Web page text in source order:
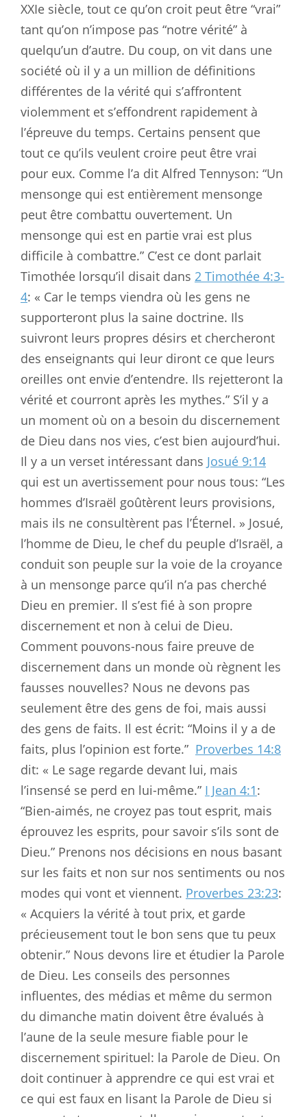
XXIe siècle, tout ce qu’on croit peut être “vrai”
tant qu’on n’impose pas “notre vérité” à
quelqu’un d’autre. Du coup, on vit dans une
société où il y a un million de définitions
différentes de la vérité qui s’affrontent
violemment et s’effondrent rapidement à
l’épreuve du temps. Certains pensent que
tout ce qu’ils veulent croire peut être vrai
pour eux. Comme l’a dit Alfred Tennyson: “Un
mensonge qui est entièrement mensonge
peut être combattu ouvertement. Un
mensonge qui est en partie vrai est plus
difficile à combattre.” C’est ce dont parlait
Timothée lorsqu’il disait dans 2 Timothée 4:3-
4: « Car le temps viendra où les gens ne
supporteront plus la saine doctrine. Ils
suivront leurs propres désirs et chercheront
des enseignants qui leur diront ce que leurs
oreilles ont envie d’entendre. Ils rejetteront la
vérité et courront après les mythes.” S’il y a
un moment où on a besoin du discernement
de Dieu dans nos vies, c’est bien aujourd’hui.
Il y a un verset intéressant dans Josué 9:14
qui est un avertissement pour nous tous: “Les
hommes d’Israël goûtèrent leurs provisions,
mais ils ne consultèrent pas l’Éternel. » Josué,
l’homme de Dieu, le chef du peuple d’Israël, a
conduit son peuple sur la voie de la croyance
à un mensonge parce qu’il n’a pas cherché
Dieu en premier. Il s’est fié à son propre
discernement et non à celui de Dieu.
Comment pouvons-nous faire preuve de
discernement dans un monde où règnent les
fausses nouvelles? Nous ne devons pas
seulement être des gens de foi, mais aussi
des gens de faits. Il est écrit: “Moins il y a de
faits, plus l’opinion est forte.” Proverbes 14:8
dit: « Le sage regarde devant lui, mais
l’insensé se perd en lui-même.” I Jean 4:1:
“Bien-aimés, ne croyez pas tout esprit, mais
éprouvez les esprits, pour savoir s’ils sont de
Dieu.” Prenons nos décisions en nous basant
sur les faits et non sur nos sentiments ou nos
modes qui vont et viennent. Proverbes 23:23:
« Acquiers la vérité à tout prix, et garde
précieusement tout le bon sens que tu peux
obtenir.” Nous devons lire et étudier la Parole
de Dieu. Les conseils des personnes
influentes, des médias et même du sermon
du dimanche matin doivent être évalués à
l’aune de la seule mesure fiable pour le
discernement spirituel: la Parole de Dieu. On
doit continuer à apprendre ce qui est vrai et
ce qui est faux en lisant la Parole de Dieu si